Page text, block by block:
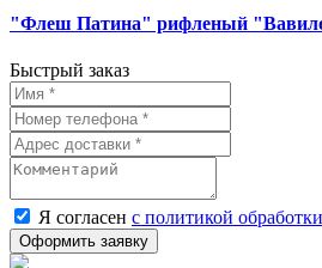
"Флеш Патина" рифленый
Быстрый заказ
Я согласен с политикой